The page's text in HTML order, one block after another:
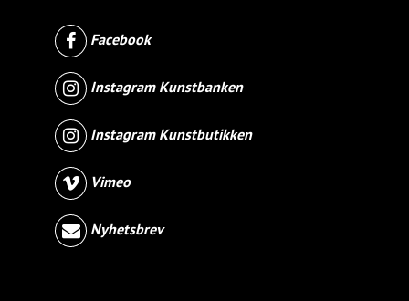
Facebook
Instagram Kunstbanken
Instagram Kunstbutikken
Vimeo
Nyhetsbrev